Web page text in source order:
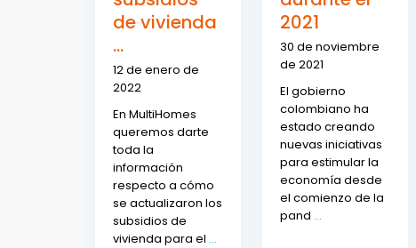
de vivienda
...
12 de enero de
2022
En MultiHomes
queremos darte
toda la
información
respecto a cómo
se actualizaron los
subsidios de
vivienda para el ...
2021
30 de noviembre
de 2021
El gobierno
colombiano ha
estado creando
nuevas iniciativas
para estimular la
economía desde
el comienzo de la
pand ...